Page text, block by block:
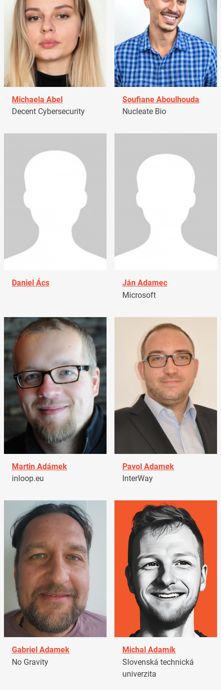
Michaela Abel
Decent Cybersecurity
Soufiane Aboulhouda
Nucleate Bio
Daniel Ács
Ján Adamec
Microsoft
Martin Adámek
inloop.eu
Pavol Adamek
InterWay
Gabriel Adamek
No Gravity
Michal Adamík
Slovenská technická
univerzita